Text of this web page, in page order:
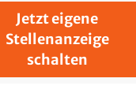
Jetzt eigene
Stellenanzeige
schalten